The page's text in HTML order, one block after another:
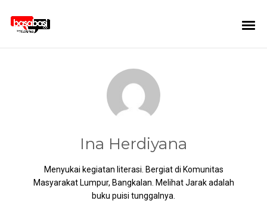
Ina Herdiyana
Menyukai kegiatan literasi. Bergiat di Komunitas
Masyarakat Lumpur, Bangkalan. Melihat Jarak adalah
buku puisi tunggalnya.